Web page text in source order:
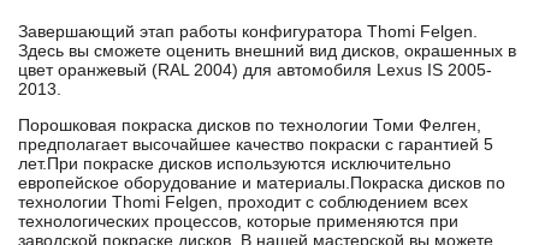
Завершающий этап работы конфигуратора Thomi Felgen.
Здесь вы сможете оценить внешний вид дисков, окрашенных в
цвет оранжевый (RAL 2004) для автомобиля Lexus IS 2005-
2013.
Порошковая покраска дисков по технологии Томи Фелген,
предполагает высочайшее качество покраски с гарантией 5
лет.При покраске дисков используются исключительно
европейское оборудование и материалы.Покраска дисков по
технологии Thomi Felgen, проходит с соблюдением всех
технологических процессов, которые применяются при
заводской покраске дисков. В нашей мастерской вы можете